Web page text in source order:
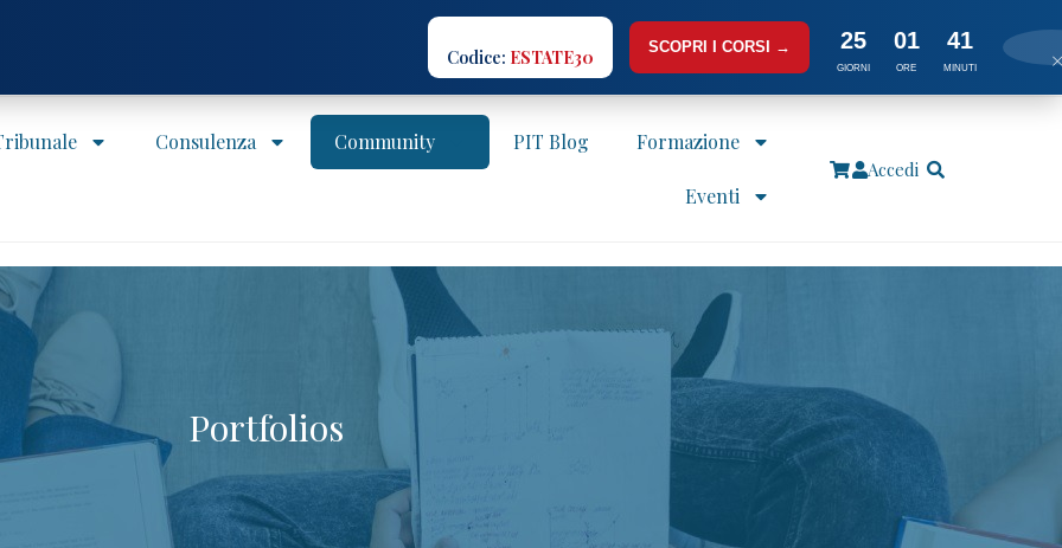
Codice: ESTATE30 SCOPRI I CORSI → 25
GIORNI
01
ORE
41
MINUTI ×
Consulenza Community PIT Blog Formazione
Eventi
Accedi
Portfolios